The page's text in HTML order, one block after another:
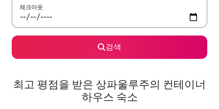
체크아웃
검색
최고 평점을 받은 상파울루주의 컨테이너
하우스 숙소